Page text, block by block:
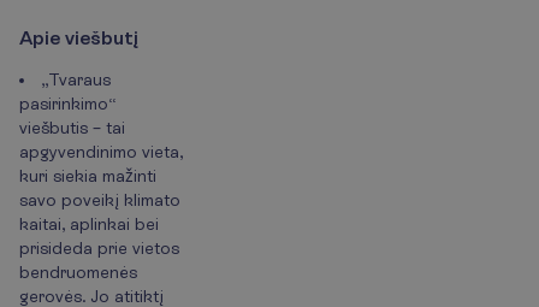
Apie viešbutį
„Tvaraus
pasirinkimo“
viešbutis – tai
apgyvendinimo vieta,
kuri siekia mažinti
savo poveikį klimato
kaitai, aplinkai bei
prisideda prie vietos
bendruomenės
gerovės. Jo atitiktį